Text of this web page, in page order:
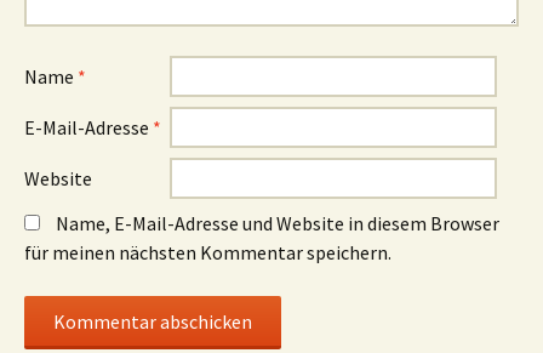
Name *
E-Mail-Adresse *
Website
Name, E-Mail-Adresse und Website in diesem Browser
für meinen nächsten Kommentar speichern.